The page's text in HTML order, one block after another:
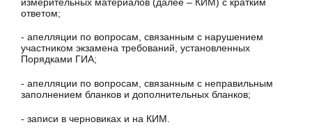
ответом;
- апелляции по вопросам, связанным с нарушением
участником экзамена требований, установленных
Порядками ГИА;
- апелляции по вопросам, связанным с неправильным
заполнением бланков и дополнительных бланков;
- записи в черновиках и на КИМ.